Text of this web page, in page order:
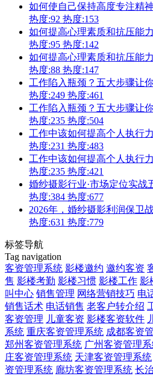
如何使自己保持高度专注精
热度:92 热度:153
如何提高心理素质和抗压能力
热度:95 热度:142
如何提高心理素质和抗压能力
热度:88 热度:147
工作陷入瓶颈？五大步骤让
热度:249 热度:461
工作陷入瓶颈？五大步骤让
热度:235 热度:504
工作中该如何提高个人执行力
热度:231 热度:483
工作中该如何提高个人执行力
热度:235 热度:421
婚纱摄影行业·市场定位实战
热度:384 热度:677
2026年，婚纱摄影利润保卫
热度:631 热度:779
标签导航
Tag navigation
客资管理系统 影楼邀约 邀约客资
售 影楼考勤 影楼习惯 影楼工作 影
叫中心 销售管理 网络营销技巧 电
销售话术 电话销售 老客户转介绍
客资管理 儿童客资 影楼客资软件
系统 重庆客资管理系统 成都客资
郑州客资管理系统 广州客资管理
庄客资管理系统 天津客资管理系统
资管理系统 廊坊客资管理系统 长